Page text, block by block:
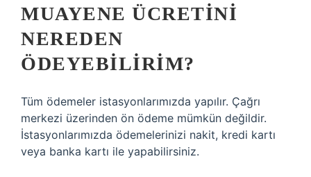
MUAYENE ÜCRETINI
NEREDEN
ÖDEYEBILIRIM?
Tüm ödemeler istasyonlarımızda yapılır. Çağrı
merkezi üzerinden ön ödeme mümkün değildir.
İstasyonlarımızda ödemelerinizi nakit, kredi kartı
veya banka kartı ile yapabilirsiniz.